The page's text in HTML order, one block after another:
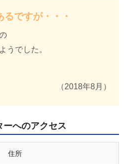
ですが・・・
うでした。
（2018年8月）
ーへのアクセス
住所